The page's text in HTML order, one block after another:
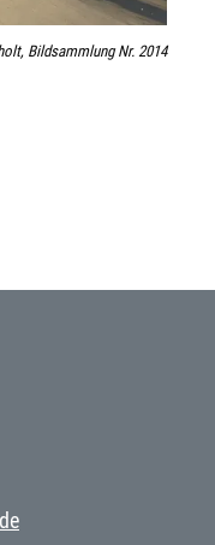
Bildsammlung Nr. 2014